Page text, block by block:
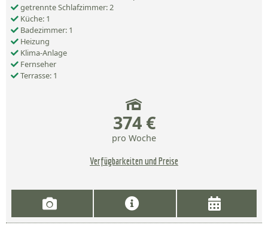
getrennte Schlafzimmer: 2
Küche: 1
Badezimmer: 1
Heizung
Klima-Anlage
Fernseher
Terrasse: 1
374 €
pro Woche
Verfügbarkeiten und Preise